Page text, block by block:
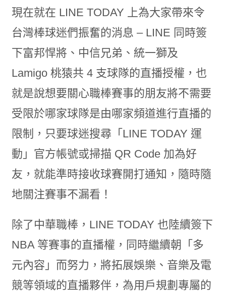
現在就在 LINE TODAY 上為大家帶來令
台灣棒球迷們振奮的消息 – LINE 同時簽
下富邦悍將、中信兄弟、統一獅及
Lamigo 桃猿共 4 支球隊的直播授權，也
就是說想要關心職棒賽事的朋友將不需要
受限於哪家球隊是由哪家頻道進行直播的
限制，只要球迷搜尋「LINE TODAY 運
動」官方帳號或掃描 QR Code 加為好
友，就能準時接收球賽開打通知，隨時隨
地關注賽事不漏看！
除了中華職棒，LINE TODAY 也陸續簽下
NBA 等賽事的直播權，同時繼續朝「多
元內容」而努力，將拓展娛樂、音樂及電
競等領域的直播夥伴，為用戶規劃專屬的